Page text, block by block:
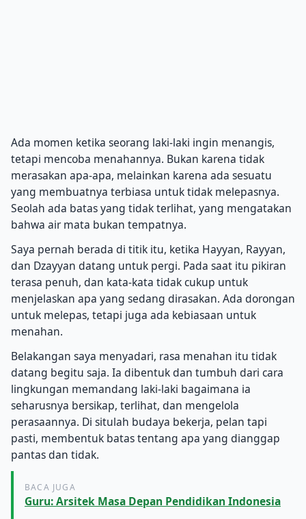
Ada momen ketika seorang laki-laki ingin menangis,
tetapi mencoba menahannya. Bukan karena tidak
merasakan apa-apa, melainkan karena ada sesuatu
yang membuatnya terbiasa untuk tidak melepasnya.
Seolah ada batas yang tidak terlihat, yang mengatakan
bahwa air mata bukan tempatnya.
Saya pernah berada di titik itu, ketika Hayyan, Rayyan,
dan Dzayyan datang untuk pergi. Pada saat itu pikiran
terasa penuh, dan kata-kata tidak cukup untuk
menjelaskan apa yang sedang dirasakan. Ada dorongan
untuk melepas, tetapi juga ada kebiasaan untuk
menahan.
Belakangan saya menyadari, rasa menahan itu tidak
datang begitu saja. Ia dibentuk dan tumbuh dari cara
lingkungan memandang laki-laki bagaimana ia
seharusnya bersikap, terlihat, dan mengelola
perasaannya. Di situlah budaya bekerja, pelan tapi
pasti, membentuk batas tentang apa yang dianggap
pantas dan tidak.
BACA JUGA
Guru: Arsitek Masa Depan Pendidikan Indonesia